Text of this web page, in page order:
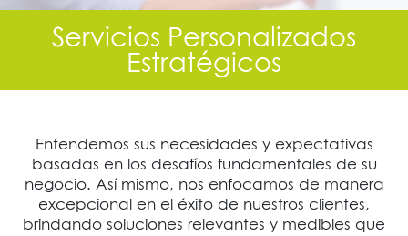
Servicios Personalizados
Estratégicos
Entendemos sus necesidades y expectativas
basadas en los desafíos fundamentales de su
negocio. Así mismo, nos enfocamos de manera
excepcional en el éxito de nuestros clientes,
brindando soluciones relevantes y medibles que